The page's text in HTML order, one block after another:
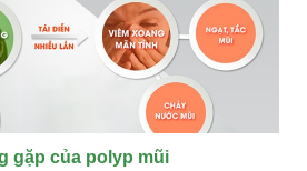
gặp của polyp mũi